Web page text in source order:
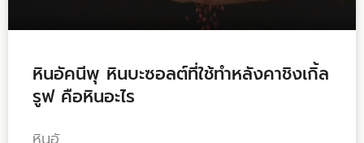
หินอัคนีพุ หินบะซอลต์ที่ใช้ทำหลังคาชิงเกิ้ล
รูฟ คือหินอะไร